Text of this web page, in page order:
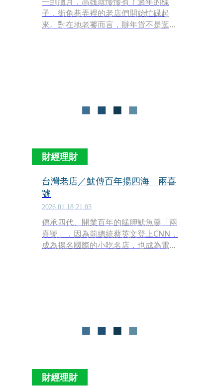
子，街角巷弄裡的老店們開始忙碌起
來。對在地老饕而言，辦年貨不是逛百
財經理財
台灣老店／魷傳百年揚四海 兩喜
號
2026.01.18 21:03
傳承四代、開業百年的艋舺魷魚羹「兩
喜號」，因為前總統蔡英文登上CNN，
成為揚名國際的小吃名店，也成為電影
財經理財